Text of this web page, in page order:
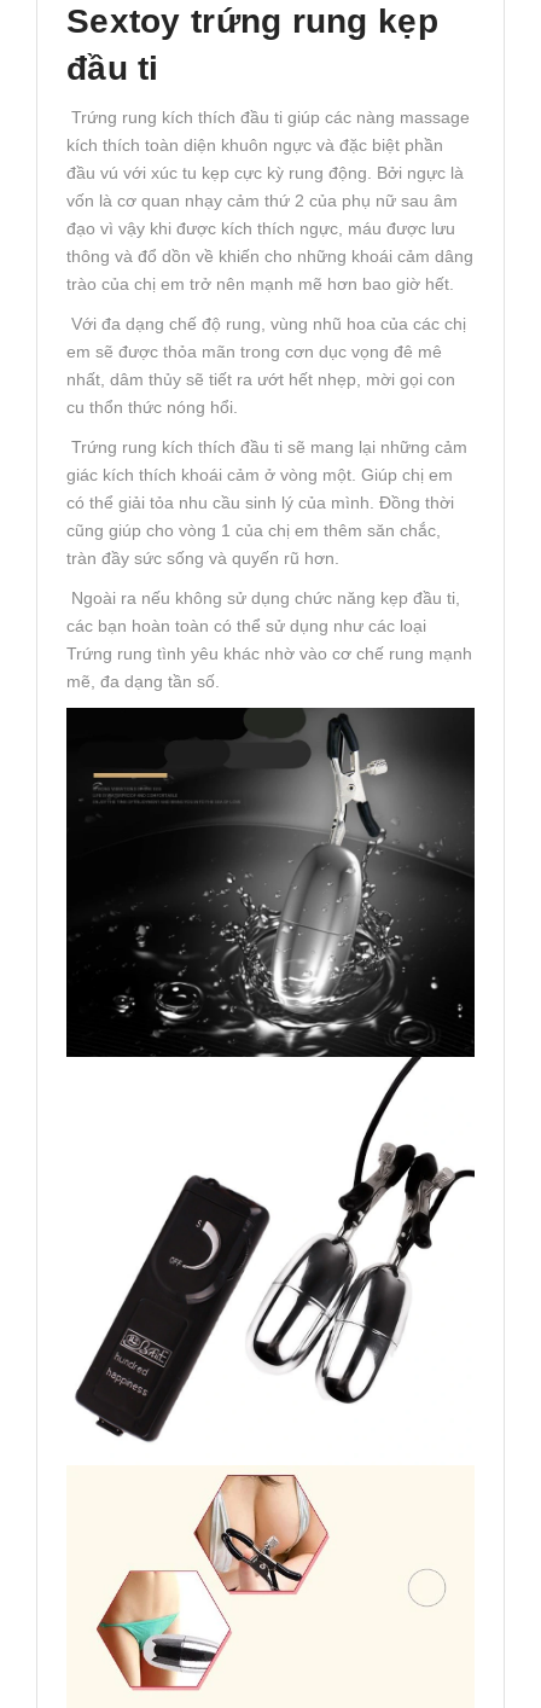
Sextoy trứng rung kẹp
đầu ti
Trứng rung kích thích đầu ti giúp các nàng massage
kích thích toàn diện khuôn ngực và đặc biệt phần
đầu vú với xúc tu kẹp cực kỳ rung động. Bởi ngực là
vốn là cơ quan nhạy cảm thứ 2 của phụ nữ sau âm
đạo vì vậy khi được kích thích ngực, máu được lưu
thông và đổ dồn về khiến cho những khoái cảm dâng
trào của chị em trở nên mạnh mẽ hơn bao giờ hết.
Với đa dạng chế độ rung, vùng nhũ hoa của các chị
em sẽ được thỏa mãn trong cơn dục vọng đê mê
nhất, dâm thủy sẽ tiết ra ướt hết nhẹp, mời gọi con
cu thổn thức nóng hổi.
Trứng rung kích thích đầu ti sẽ mang lại những cảm
giác kích thích khoái cảm ở vòng một. Giúp chị em
có thể giải tỏa nhu cầu sinh lý của mình. Đồng thời
cũng giúp cho vòng 1 của chị em thêm săn chắc,
tràn đầy sức sống và quyến rũ hơn.
Ngoài ra nếu không sử dụng chức năng kẹp đầu ti,
các bạn hoàn toàn có thể sử dụng như các loại
Trứng rung tình yêu khác nhờ vào cơ chế rung mạnh
mẽ, đa dạng tần số.